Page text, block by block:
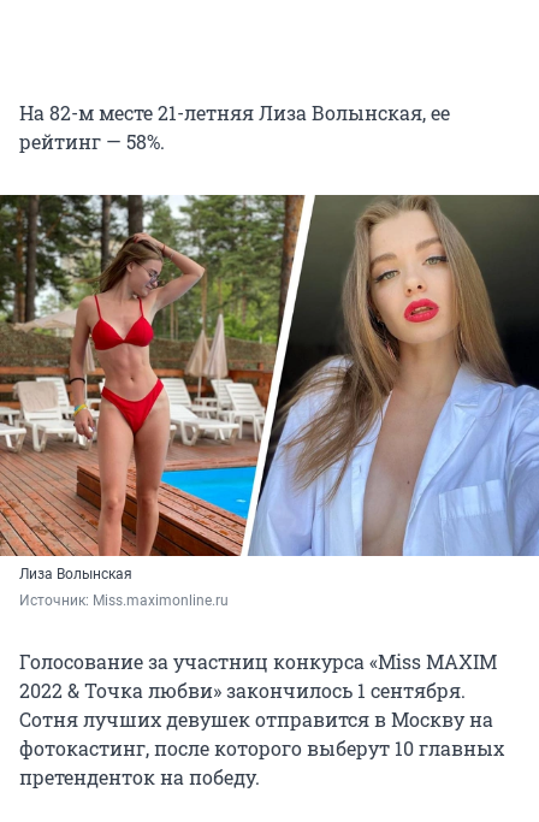
На 82-м месте 21-летняя Лиза Волынская, ее
рейтинг — 58%.
Лиза Волынская
Источник: Мiss.maximonline.ru
Голосование за участниц конкурса «Miss MAXIM
2022 & Точка любви» закончилось 1 сентября.
Сотня лучших девушек отправится в Москву на
фотокастинг, после которого выберут 10 главных
претенденток на победу.